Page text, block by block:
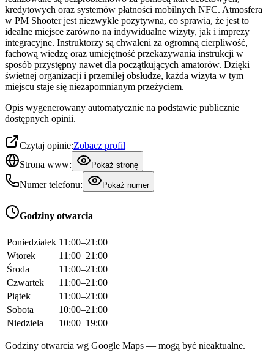
kredytowych oraz systemów płatności mobilnych NFC. Atmosfera
w PM Shooter jest niezwykle pozytywna, co sprawia, że jest to
idealne miejsce zarówno na indywidualne wizyty, jak i imprezy
integracyjne. Instruktorzy są chwaleni za ogromną cierpliwość,
fachową wiedzę oraz umiejętność przekazywania instrukcji w
sposób przystępny nawet dla początkujących amatorów. Dzięki
świetnej organizacji i przemiłej obsłudze, każda wizyta w tym
miejscu staje się niezapomnianym przeżyciem.
Opis wygenerowany automatycznie na podstawie publicznie
dostępnych opinii.
Czytaj opinie:Zobacz profil
Strona www:
Pokaż stronę
Numer telefonu: Pokaż numer
Godziny otwarcia
Poniedziałek 11:00–21:00
Wtorek
11:00–21:00
Środa
11:00–21:00
Czwartek
11:00–21:00
Piątek
11:00–21:00
Sobota
10:00–21:00
Niedziela
10:00–19:00
Godziny otwarcia wg Google Maps — mogą być nieaktualne.